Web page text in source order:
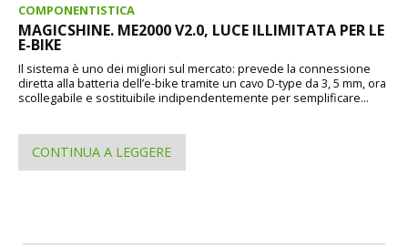
COMPONENTISTICA
MAGICSHINE. ME2000 V2.0, LUCE ILLIMITATA PER LE
E-BIKE
Il sistema è uno dei migliori sul mercato: prevede la connessione
diretta alla batteria dell’e-bike tramite un cavo D-type da 3, 5 mm, ora
scollegabile e sostituibile indipendentemente per semplificare...
CONTINUA A LEGGERE